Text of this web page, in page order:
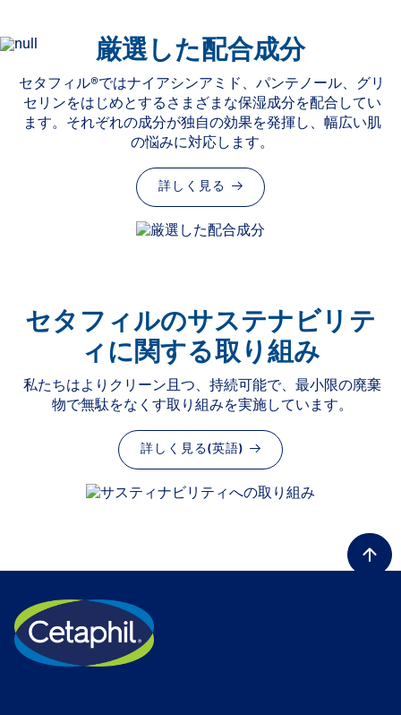
厳選した配合成分
セタフィル®ではナイアシンアミド、パンテノール、グリ
セリンをはじめとするさまざまな保湿成分を配合してい
ます。それぞれの成分が独自の効果を発揮し、幅広い肌
の悩みに対応します。
詳しく見る
セタフィルのサステナビリテ
ィに関する取り組み
私たちはよりクリーン且つ、持続可能で、最小限の廃棄
物で無駄をなくす取り組みを実施しています。
詳しく見る(英語)